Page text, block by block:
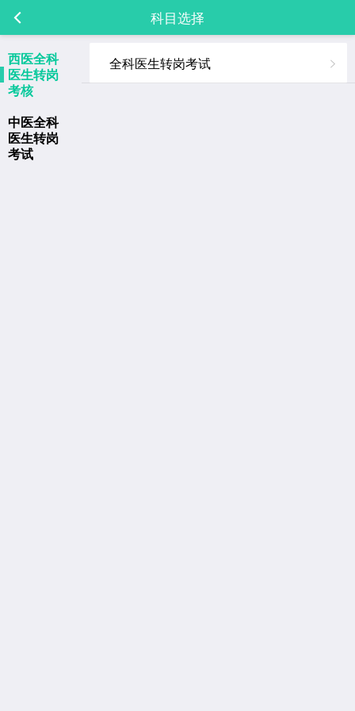
科目选择
西医全科
医生转岗
考核
中医全科
医生转岗
考试
全科医生转岗考试